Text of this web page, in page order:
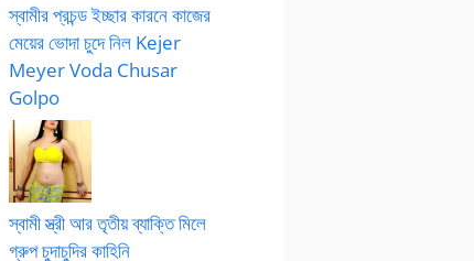
স্বামীর প্রচন্ড ইচ্ছার কারনে কাজের
মেয়ের ভোদা চুদে নিল Kejer
Meyer Voda Chusar
Golpo
স্বামী স্ত্রী আর তৃতীয় ব্যাক্তি মিলে
গ্রুপ চুদাচুদির কাহিনি